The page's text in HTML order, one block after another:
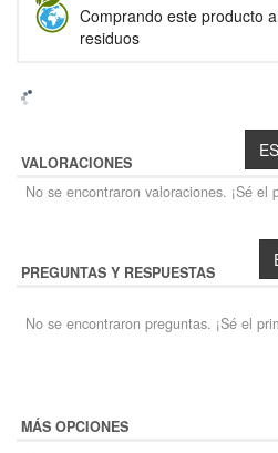
Comprando este producto
residuos
VALORACIONES
No se encontraron valoraciones. ¡Sé el
PREGUNTAS Y RESPUESTAS
No se encontraron preguntas. ¡Sé el
MÁS OPCIONES